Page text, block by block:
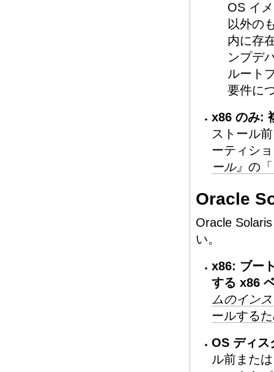
OS イ
以外の
内に存
ンプデ
ルート
要件に
x86 のみ:
ストール
ーティシ
ール』 の
Oracle
Oracle
い。
x86: ブー
する x86
ムのイン
ールする
OS ディス
ル前また